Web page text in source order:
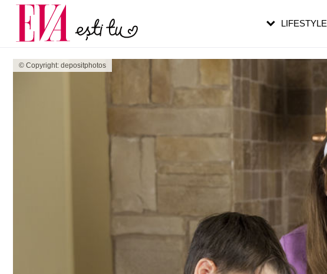
© Copyright: depositphotos
LIFESTYLE
Carieră
Actualitate